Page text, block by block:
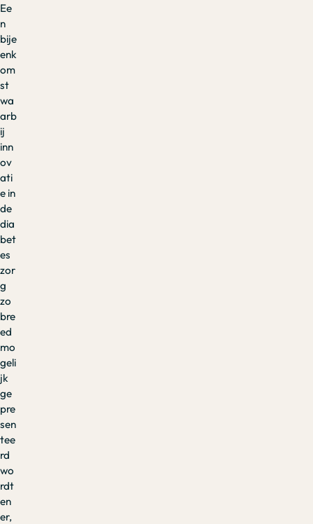
Ee
n
bije
enk
om
st
wa
arb
ij
inn
ov
ati
e in
de
dia
bet
es
zor
g
zo
bre
ed
mo
geli
jk
ge
pre
sen
tee
rd
wo
rdt
en
er,